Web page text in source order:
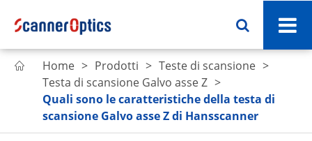
 Home Prodotti
Teste di scansione
Testa di scansione Galvo asse Z
Quali sono le caratteristiche della testa di
scansione Galvo asse Z di Hansscanner